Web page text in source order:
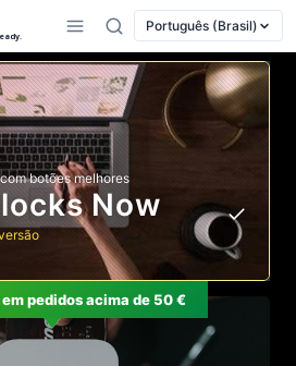
Português (Brasil)
botões melhores
Now
pedidos acima de 50 €